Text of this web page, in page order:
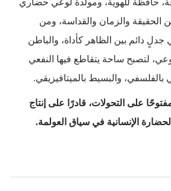
حافظة للهوية، ومولِّدة لوعي حضاري
الحقيقة والزمان والقداسة، ومن
جدلٍ دائم بين الظاهر كأداة، والباطن
لتصبح ساحة يتقاطع فيها النفعي
بالفلسفي، والبسيط بالميتافيزيقي.
على التحولات، قادرًا على إنتاج
الإنسانية في سياق العولمة.